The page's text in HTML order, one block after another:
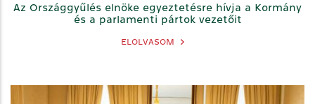
Az Országgyűlés elnöke egyeztetésre hívja a Kormány
és a parlamenti pártok vezetőit
ELOLVASOM